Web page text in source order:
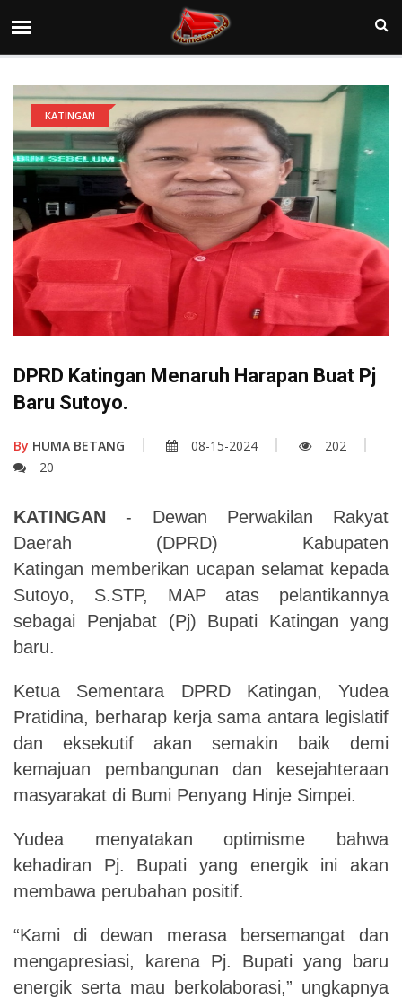
KATINGAN
DPRD Katingan Menaruh Harapan Buat Pj
Baru Sutoyo.
By HUMA BETANG 08-15-2024
202
20
KATINGAN - Dewan Perwakilan
Rakyat
Daerah
(DPRD)
Kabupaten
Katingan memberikan ucapan selamat kepada
Sutoyo,
S.STP, MAP atas
pelantikannya
sebagai Penjabat (Pj) Bupati Katingan yang
baru.
Ketua Sementara DPRD Katingan,
Yudea
Pratidina, berharap kerja sama antara legislatif
dan eksekutif akan semakin baik demi
kemajuan pembangunan dan kesejahteraan
masyarakat di Bumi Penyang Hinje Simpei.
Yudea menyatakan optimisme
bahwa
kehadiran
Pj. Bupati yang energik ini
akan
membawa perubahan positif.
“Kami di dewan merasa bersemangat
dan
mengapresiasi,
karena Pj. Bupati yang
baru
energik serta mau berkolaborasi,” ungkapnya